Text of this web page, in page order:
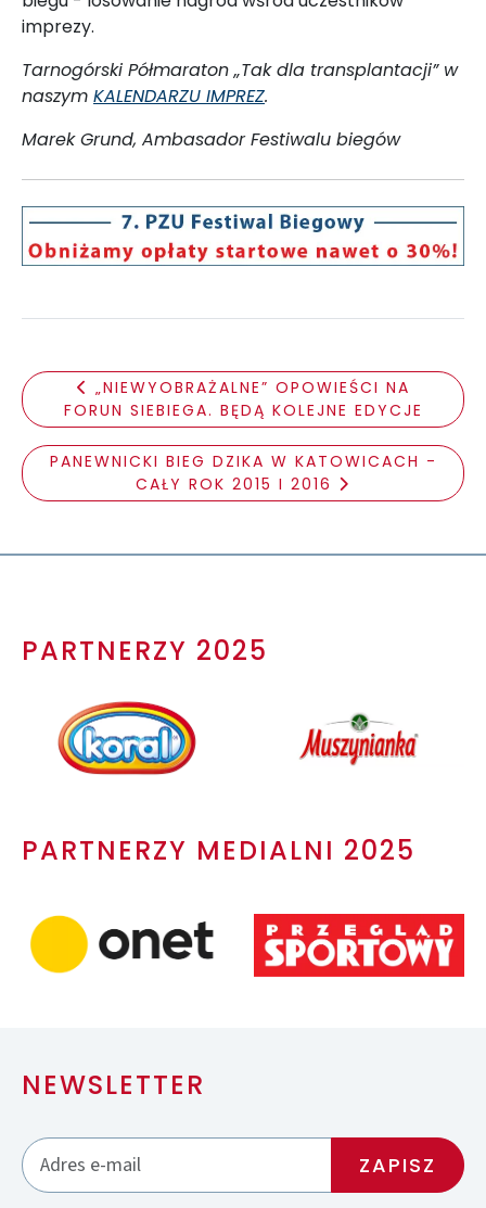
imprezy.
Tarnogórski Półmaraton „Tak dla transplantacji” w
naszym KALENDARZU IMPREZ.
Marek Grund, Ambasador Festiwalu biegów
„NIEWYOBRAŻALNE” OPOWIEŚCI NA
FORUN SIEBIEGA. BĘDĄ KOLEJNE EDYCJE
PANEWNICKI BIEG DZIKA W KATOWICACH -
CAŁY ROK 2015 I 2016
PARTNERZY 2025
PARTNERZY MEDIALNI 2025
NEWSLETTER